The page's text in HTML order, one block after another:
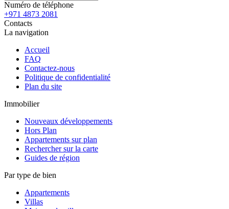
Numéro de téléphone
+971 4873 2081
Contacts
La navigation
Accueil
FAQ
Contactez-nous
Politique de confidentialité
Plan du site
Immobilier
Nouveaux développements
Hors Plan
Appartements sur plan
Rechercher sur la carte
Guides de région
Par type de bien
Appartements
Villas